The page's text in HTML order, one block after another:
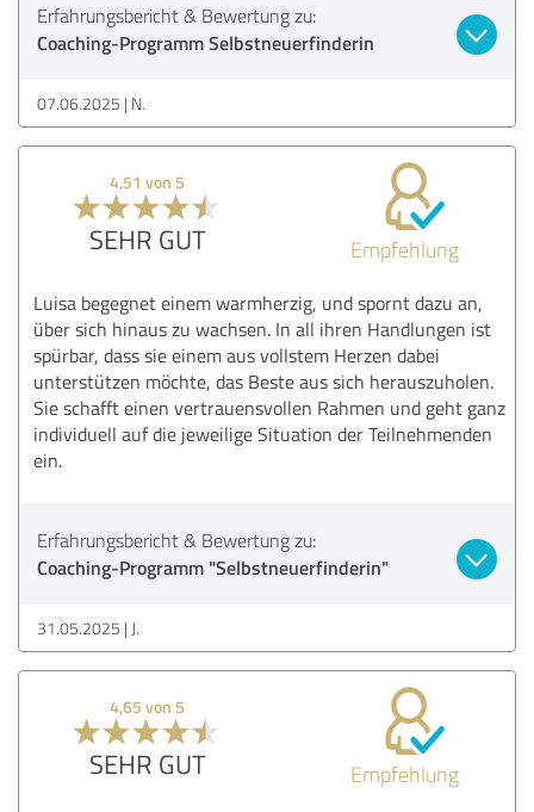
Erfahrungsbericht & Bewertung zu:
Coaching-Programm Selbstneuerfinderin
07.06.2025 N.
4,51 von 5
SEHR GUT Empfehlung
Luisa begegnet einem warmherzig, und spornt dazu an,
über sich hinaus zu wachsen. In all ihren Handlungen ist
spürbar, dass sie einem aus vollstem Herzen dabei
unterstützen möchte, das Beste aus sich herauszuholen.
Sie schafft einen vertrauensvollen Rahmen und geht ganz
individuell auf die jeweilige Situation der Teilnehmenden
ein.
Erfahrungsbericht & Bewertung zu:
Coaching-Programm "Selbstneuerfinderin"
31.05.2025 J.
4,65 von 5
SEHR GUT Empfehlung